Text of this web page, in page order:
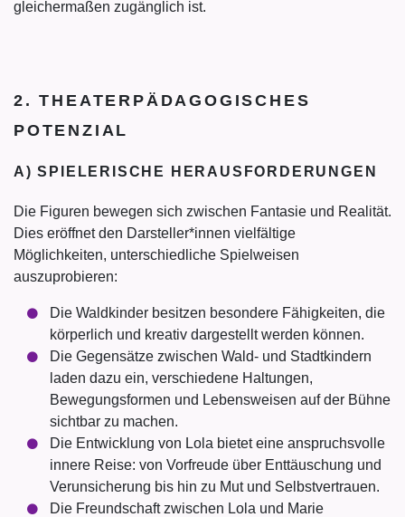
gleichermaßen zugänglich ist.
2. THEATERPÄDAGOGISCHES
POTENZIAL
A) SPIELERISCHE HERAUSFORDERUNGEN
Die Figuren bewegen sich zwischen Fantasie und Realität.
Dies eröffnet den Darsteller*innen vielfältige
Möglichkeiten, unterschiedliche Spielweisen
auszuprobieren:
Die Waldkinder besitzen besondere Fähigkeiten, die
körperlich und kreativ dargestellt werden können.
Die Gegensätze zwischen Wald- und Stadtkindern
laden dazu ein, verschiedene Haltungen,
Bewegungsformen und Lebensweisen auf der Bühne
sichtbar zu machen.
Die Entwicklung von Lola bietet eine anspruchsvolle
innere Reise: von Vorfreude über Enttäuschung und
Verunsicherung bis hin zu Mut und Selbstvertrauen.
Die Freundschaft zwischen Lola und Marie